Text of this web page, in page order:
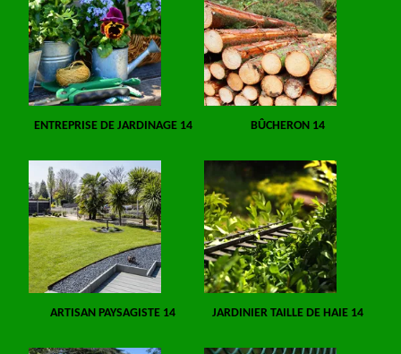
ENTREPRISE DE JARDINAGE 14 BÛCHERON 14
ARTISAN PAYSAGISTE 14 JARDINIER TAILLE DE HAIE 14